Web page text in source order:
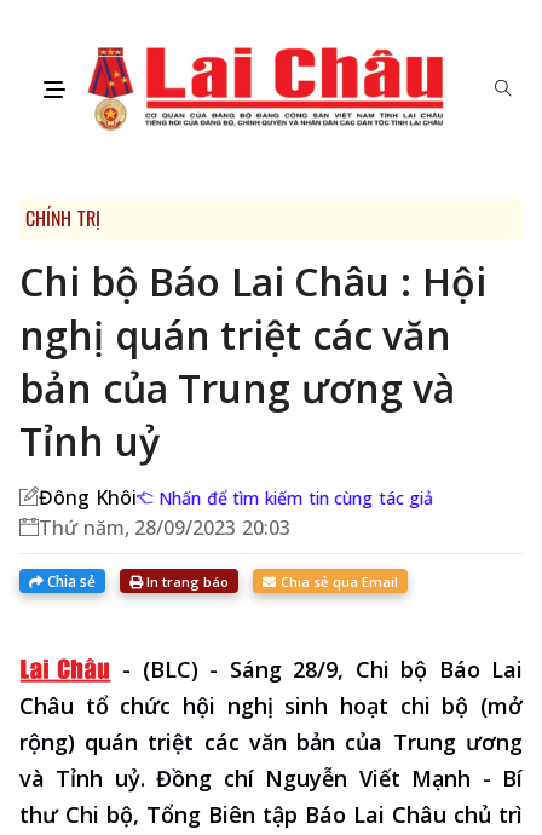
CHÍNH TRỊ
Chi bộ Báo Lai Châu : Hội
nghị quán triệt các văn
bản của Trung ương và
Tỉnh uỷ
Đông Khôi Nhấn để tìm kiếm tin cùng tác giả
Thứ năm, 28/09/2023 20:03
Chia sẻ In trang báo Chia sẻ qua Email
- (BLC) - Sáng 28/9, Chi bộ Báo Lai
Châu tổ chức hội nghị sinh hoạt chi bộ (mở
rộng) quán triệt các văn bản của Trung ương
và Tỉnh uỷ. Đồng chí Nguyễn Viết Mạnh - Bí
thư Chi bộ, Tổng Biên tập Báo Lai Châu chủ trì